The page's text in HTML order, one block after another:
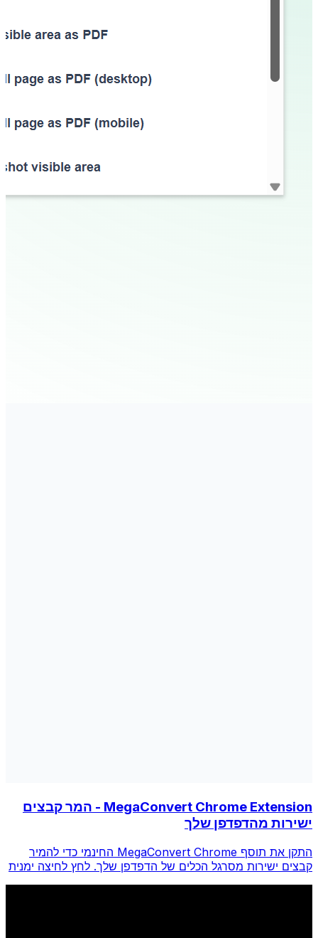
MegaConvert Chrome Extension - המר קבצים
ישירות מהדפדפן שלך
התקן את תוסף MegaConvert Chrome החינמי כדי להמיר
קבצים ישירות מסרגל הכלים של הדפדפן שלך. לחץ לחיצה ימנית